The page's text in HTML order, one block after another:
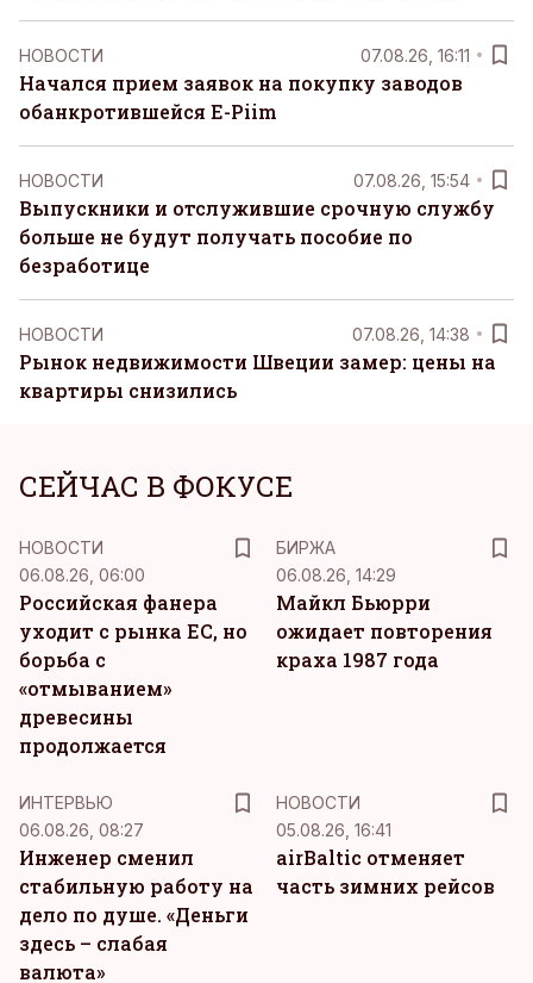
НОВОСТИ 07.08.26, 16:11
Начался прием заявок на покупку заводов
обанкротившейся E-Piim
НОВОСТИ 07.08.26, 15:54
Выпускники и отслужившие срочную службу
больше не будут получать пособие по
безработице
НОВОСТИ 07.08.26, 14:38
Рынок недвижимости Швеции замер: цены на
квартиры снизились
СЕЙЧАС В ФОКУСЕ
НОВОСТИ
06.08.26, 06:00
Российская фанера
уходит с рынка ЕС, но
борьба с
«отмыванием»
древесины
продолжается
БИРЖА
06.08.26, 14:29
Майкл Бьюрри
ожидает повторения
краха 1987 года
ИНТЕРВЬЮ
06.08.26, 08:27
Инженер сменил
стабильную работу на
дело по душе. «Деньги
здесь – слабая
валюта»
НОВОСТИ
05.08.26, 16:41
airBaltic отменяет
часть зимних рейсов